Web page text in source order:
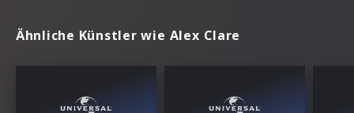
Ähnliche Künstler wie Alex Clare